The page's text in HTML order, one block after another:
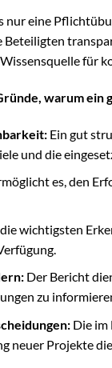
eine
Beteiligten
für
warum
Ein gut
und die
es, den
wichtigsten
Der Bericht
zu
Die im
neuer Projekte